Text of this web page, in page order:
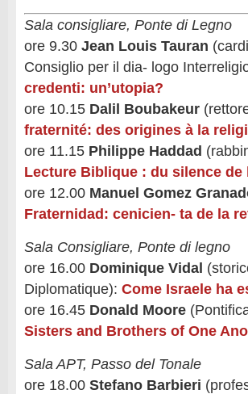
Sala consigliare, Ponte di Legno
ore 9.30 Jean Louis Tauran
Consiglio per il dia- logo
credenti: un’utopia?
ore 10.15 Dalil Boubakeur
fraternité: des origines à la
ore 11.15 Philippe Haddad
Lecture Biblique : du silence
ore 12.00 Manuel Gomez
Fraternidad: cenicien- ta de la
Sala Consigliare, Ponte di legno
ore 16.00 Dominique Vidal
Diplomatique): Come Israele ha
ore 16.45 Donald Moore
Sisters and Brothers of One
Sala APT, Passo del Tonale
ore 18.00 Stefano Barbieri